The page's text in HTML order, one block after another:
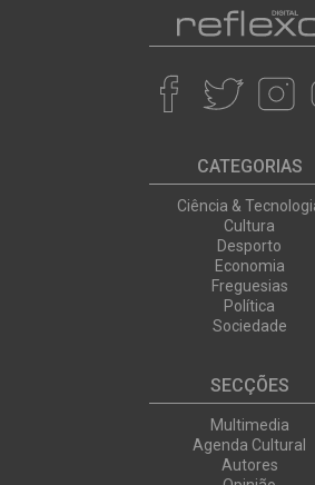
CATEGORIAS
Ciência &
Cultura
Desporto
Economia
Freguesias
Política
Sociedade
SECÇÕES
Multimedia
Agenda Cultural
Autores